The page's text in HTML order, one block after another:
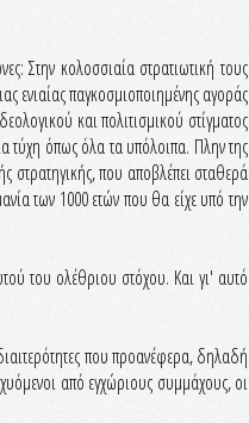
Στην κολοσσιαία στρατιωτική τους
ενιαίας παγκοσμιοποιημένης αγοράς
και πολιτισμικού στίγματος
τύχη όπως όλα τα υπόλοιπα. Πλην της
στρατηγικής, που αποβλέπει σταθερά
των 1000 ετών που θα είχε υπό την
του ολέθριου στόχου. Και γι' αυτό
που προανέφερα, δηλαδή
από εγχώριους συμμάχους, οι